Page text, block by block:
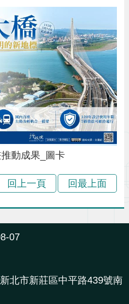
動成果_圖卡
回上一頁 回最上面
07
北市新莊區中平路439號南